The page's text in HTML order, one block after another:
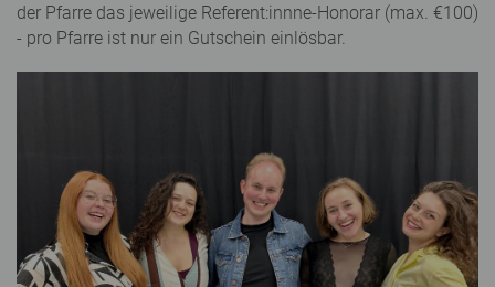
der Pfarre das jeweilige Referent:innne-Honorar (max. €100)
- pro Pfarre ist nur ein Gutschein einlösbar.